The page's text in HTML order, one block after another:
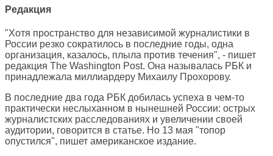
Редакция
"Хотя пространство для независимой журналистики в
России резко сократилось в последние годы, одна
организация, казалось, плыла против течения", - пишет
редакция The Washington Post. Она называлась РБК и
принадлежала миллиардеру Михаилу Прохорову.
В последние два года РБК добилась успеха в чем-то
практически неслыханном в нынешней России: острых
журналистских расследованиях и увеличении своей
аудитории, говорится в статье. Но 13 мая "топор
опустился", пишет американское издание.